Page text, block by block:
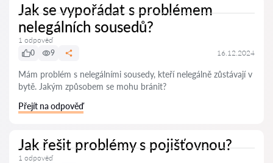
Jak se vypořádat s problémem
nelegálních sousedů?
1 odpověď
0
9 16.12.2024
Mám problém s nelegálními sousedy, kteří nelegálně zůstávají v
bytě. Jakým způsobem se mohu bránit?
Přejít na odpověď
Jak řešit problémy s pojišťovnou?
1 odpověď